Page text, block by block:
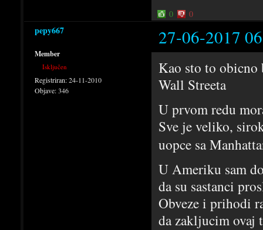
0 0
pepy667 27-06-2017
Member
Isključen
Registriran:24-11-2010
Objave:346
Kao sto to obicno
Wall Streeta
U prvom redu
Sve je veliko,
uopce sa
U Ameriku sam
da su sastanci
Obveze i prihodi
da zakljucim ovaj